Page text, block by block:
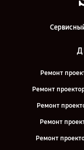
Ремонт
Ремонт
Ремонт
Ремонт
Ремонт